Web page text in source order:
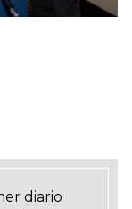
diario